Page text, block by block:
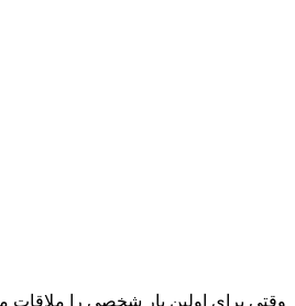
وقتی برای اولین بار شخصی را ملاقات